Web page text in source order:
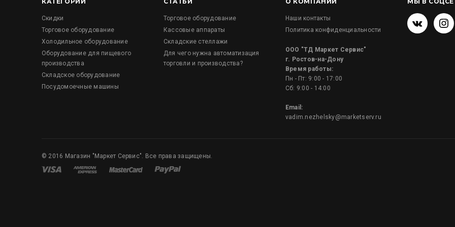
Скидки
Торговое оборудование
Холодильное оборудование
Оборудование для пищевого
производства
Складское оборудование
Посудомоечные машины
Торговое оборудование
Кассовые аппараты
Складские стеллажи
Для чего нужна автоматизация
торговли и производства?
Наши контакты
Политика конфиденциальности
ООО "ТД Маркет Сервис"
г. Ростов-на-Дону
Время работы:
Пн - Пт: 9:00 - 17:00
Сб: 9:00 - 14:00
Email:
vadim.nezhelsky@marketserv.ru
© 2016 Магазин "Маркет Сервис". Все права защищены.